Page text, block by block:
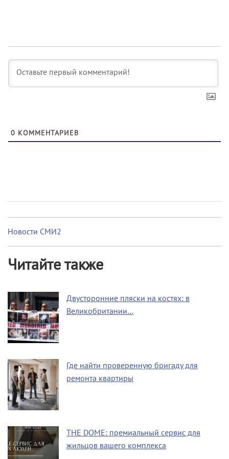
0 КОММЕНТАРИЕВ
Новости СМИ2
Читайте также
Двусторонние пляски на костях: в
Великобритании…
Где найти проверенную бригаду для
ремонта квартиры
THE DOME: премиальный сервис для
жильцов вашего комплекса